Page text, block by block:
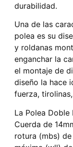
durabilidad.
Una de las
polea es su
y roldanas
enganchar la
el montaje de
diseño la hace
fuerza,
La Polea
Cuerda de
rotura (mbs)